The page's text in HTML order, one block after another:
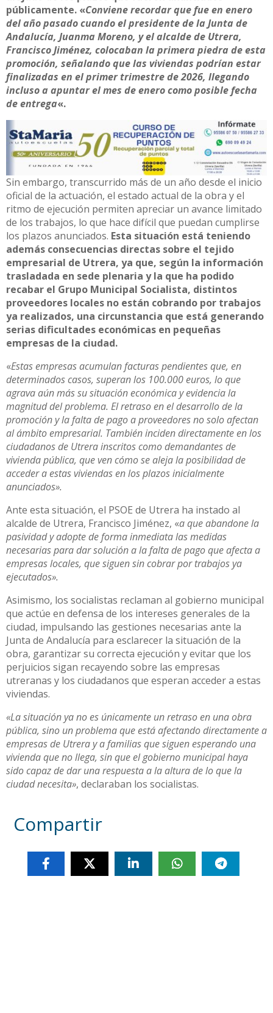
públicamente. «Conviene recordar que fue en enero
del año pasado cuando el presidente de la Junta de
Andalucía, Juanma Moreno, y el alcalde de Utrera,
Francisco Jiménez, colocaban la primera piedra de esta
promoción, señalando que las viviendas podrían estar
finalizadas en el primer trimestre de 2026, llegando
incluso a apuntar el mes de enero como posible fecha
de entrega«.
Sin embargo, transcurrido más de un año desde el inicio
oficial de la actuación, el estado actual de la obra y el
ritmo de ejecución permiten apreciar un avance limitado
de los trabajos, lo que hace difícil que puedan cumplirse
los plazos anunciados. Esta situación está teniendo
además consecuencias directas sobre el tejido
empresarial de Utrera, ya que, según la información
trasladada en sede plenaria y la que ha podido
recabar el Grupo Municipal Socialista, distintos
proveedores locales no están cobrando por trabajos
ya realizados, una circunstancia que está generando
serias dificultades económicas en pequeñas
empresas de la ciudad.
«Estas empresas acumulan facturas pendientes que, en
determinados casos, superan los 100.000 euros, lo que
agrava aún más su situación económica y evidencia la
magnitud del problema. El retraso en el desarrollo de la
promoción y la falta de pago a proveedores no solo afectan
al ámbito empresarial. También inciden directamente en los
ciudadanos de Utrera inscritos como demandantes de
vivienda pública, que ven cómo se aleja la posibilidad de
acceder a estas viviendas en los plazos inicialmente
anunciados».
Ante esta situación, el PSOE de Utrera ha instado al
alcalde de Utrera, Francisco Jiménez, «a que abandone la
pasividad y adopte de forma inmediata las medidas
necesarias para dar solución a la falta de pago que afecta a
empresas locales, que siguen sin cobrar por trabajos ya
ejecutados».
Asimismo, los socialistas reclaman al gobierno municipal
que actúe en defensa de los intereses generales de la
ciudad, impulsando las gestiones necesarias ante la
Junta de Andalucía para esclarecer la situación de la
obra, garantizar su correcta ejecución y evitar que los
perjuicios sigan recayendo sobre las empresas
utreranas y los ciudadanos que esperan acceder a estas
viviendas.
«La situación ya no es únicamente un retraso en una obra
pública, sino un problema que está afectando directamente a
empresas de Utrera y a familias que siguen esperando una
vivienda que no llega, sin que el gobierno municipal haya
sido capaz de dar una respuesta a la altura de lo que la
ciudad necesita», declaraban los socialistas.
Compartir